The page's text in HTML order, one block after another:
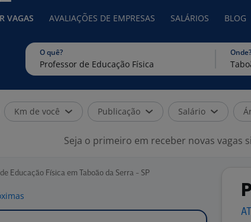
VAGAS AVALIAÇÕES DE EMPRESAS SALÁRIOS BLOG
O quê? Onde?
Km de você Publicação Salário
Seja o primeiro em receber novas vagas
Educação Física em Taboão da Serra - SP